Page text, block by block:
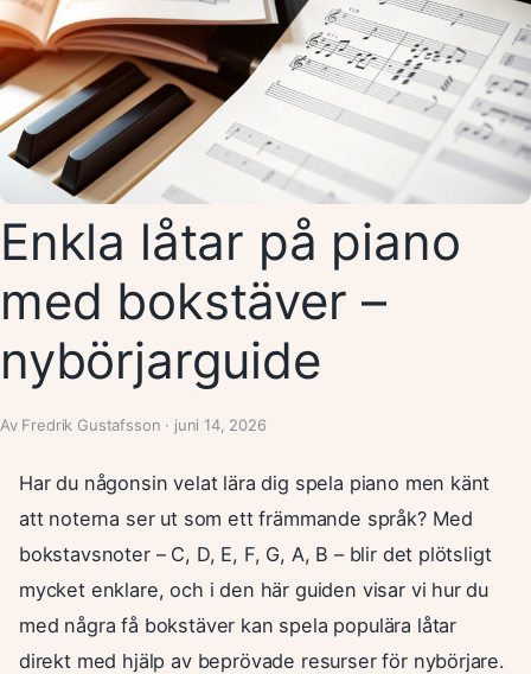
Enkla låtar på piano
med bokstäver –
nybörjarguide
Av Fredrik Gustafsson · juni 14, 2026
Har du någonsin velat lära dig spela piano men känt
att noterna ser ut som ett främmande språk? Med
bokstavsnoter – C, D, E, F, G, A, B – blir det plötsligt
mycket enklare, och i den här guiden visar vi hur du
med några få bokstäver kan spela populära låtar
direkt med hjälp av beprövade resurser för nybörjare.